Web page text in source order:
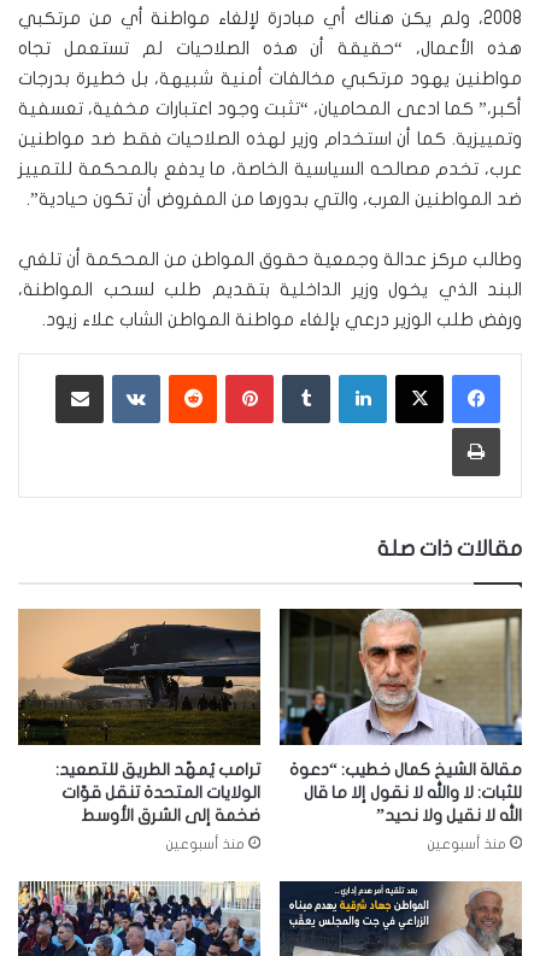
2008، ولم يكن هناك أي مبادرة لإلغاء مواطنة أي من مرتكبي
هذه الأعمال، “حقيقة أن هذه الصلاحيات لم تستعمل تجاه
مواطنين يهود مرتكبي مخالفات أمنية شبيهة، بل خطيرة بدرجات
أكبر،” كما ادعى المحاميان، “تثبت وجود اعتبارات مخفية، تعسفية
وتمييزية. كما أن استخدام وزير لهذه الصلاحيات فقط ضد مواطنين
عرب، تخدم مصالحه السياسية الخاصة، ما يدفع بالمحكمة للتمييز
ضد المواطنين العرب، والتي بدورها من المفروض أن تكون حيادية”.
وطالب مركز عدالة وجمعية حقوق المواطن من المحكمة أن تلغي
البند الذي يخول وزير الداخلية بتقديم طلب لسحب المواطنة،
ورفض طلب الوزير درعي بإلغاء مواطنة المواطن الشاب علاء زيود.
لينكدإن بينتيريست ‏VKontakte
طباعة
مقالات ذات صلة
مقالة الشيخ كمال خطيب: “دعوة
للثبات: لا والله لا نقول إلا ما قال
الله لا نقيل ولا نحيد”
منذ أسبوعين
ترامب يُمهّد الطريق للتصعيد:
الولايات المتحدة تنقل قوّات
ضخمة إلى الشرق الأوسط
منذ أسبوعين